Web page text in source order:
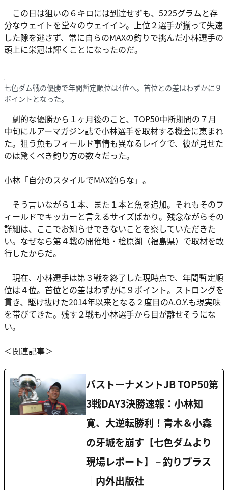
この日は狙いの６キロには到達せずも、5225グラムと存
分なウェイトを堂々のウェイイン。上位２選手が揃って失速
した隙を逃さず、常に自らのMAXの釣りで挑んだ小林選手の
頭上に栄冠は輝くことになったのだ。
七色ダム戦の優勝で年間暫定順位は4位へ。首位との差はわずかに９
ポイントとなった。
劇的な優勝から１ヶ月後のこと、TOP50中断期間の７月
中旬にルアーマガジン誌で小林選手を取材する機会に恵まれ
た。狙う魚もフィールド事情も異なるレイクで、彼が見せた
のは驚くべき釣り方の数々だった。
小林「自分のスタイルでMAX釣らな」。
そう言いながら１本、また１本と魚を追加。それもそのフ
ィールドでキッカーと言えるサイズばかり。残念ながらその
詳細は、ここでお知らせできないことを察していただきた
い。なぜなら第４戦の開催地・桧原湖（福島県）で取材を敢
行したからだ。
現在、小林選手は第３戦を終了した現時点で、年間暫定順
位は４位。首位との差はわずかに９ポイント。ストロングを
貫き、駆け抜けた2014年以来となる２度目のA.O.Y.も現実味
を帯びてきた。残す２戦も小林選手から目が離せそうにな
い。
＜関連記事＞
バストーナメントJB TOP50第
3戦DAY3決勝速報：小林知
寛、大逆転勝利！青木＆小森
の牙城を崩す【七色ダムより
現場レポート】 – 釣りプラス
｜内外出版社